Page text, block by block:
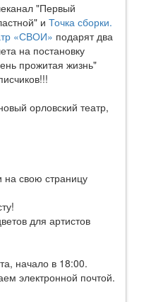
"Первый
и Точка сборки.
«СВОИ» подарят два
на постановку
прожитая жизнь"
орловский театр,
на свою страницу
для артистов
начало в 18:00.
электронной почтой.